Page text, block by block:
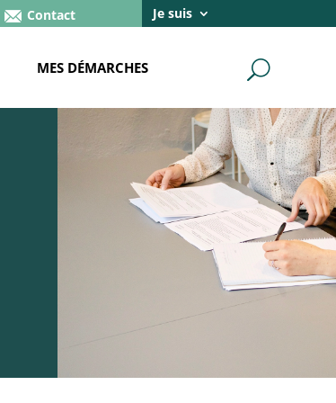
Contact Je suis
MES DÉMARCHES U